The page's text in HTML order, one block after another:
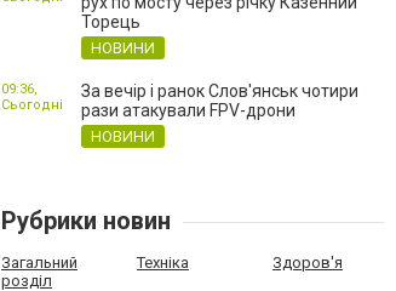
Торець
НОВИНИ
За вечір і ранок Слов'янськ чотири
рази атакували FPV-дрони
НОВИНИ
09:36,
Сьогодні
Рубрики новин
Загальний
розділ
Техніка Здоров'я